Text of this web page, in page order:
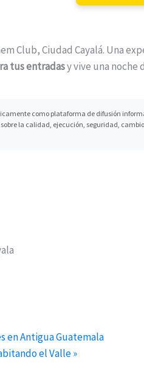
Club, Ciudad Cayalá. Una
tus entradasy vive una noche
como plataforma de difusión
la calidad, ejecución, seguridad,
en Antigua Guatemala
el Valle»